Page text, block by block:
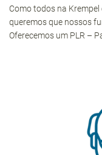
Como todos na
queremos que nossos
Oferecemos um PLR –